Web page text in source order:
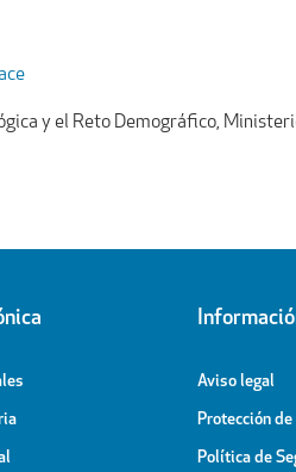
y el Reto Demográfico,
Aviso legal
Protección
Política de